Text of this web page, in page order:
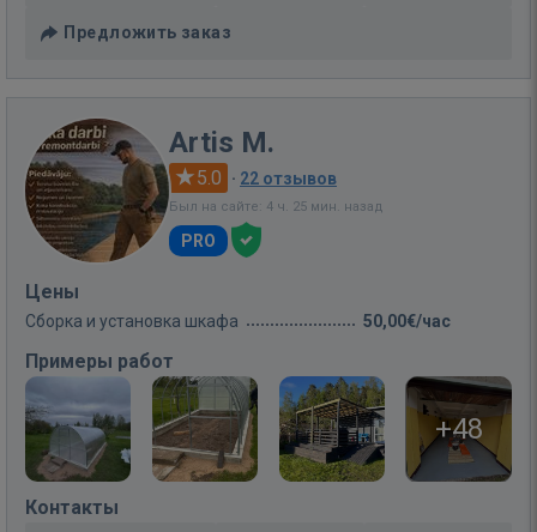
Предложить заказ
Artis M.
5.0 · 22 отзывов
Был на сайте: 4 ч. 25 мин. назад
PRO
Цены
Сборка и установка шкафа 50,00€/час
Примеры работ
+48
Контакты